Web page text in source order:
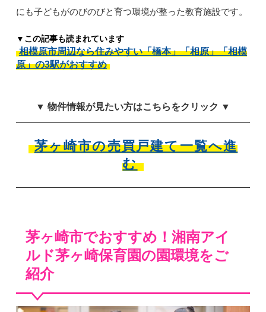
にも子どもがのびのびと育つ環境が整った教育施設です。
▼この記事も読まれています
相模原市周辺なら住みやすい「橋本」「相原」「相模
原」の3駅がおすすめ
▼ 物件情報が見たい方はこちらをクリック ▼
茅ヶ崎市の売買戸建て一覧へ進
む
茅ヶ崎市でおすすめ！湘南アイ
ルド茅ヶ崎保育園の園環境をご
紹介